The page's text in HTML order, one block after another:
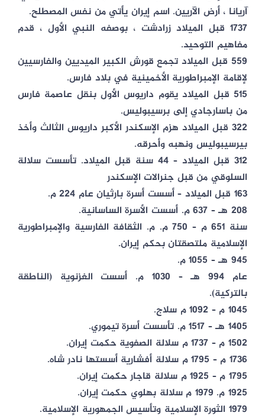
آريانا ، أرض الآريين. اسم إيران يأتي من نفس المصطلح.
1737 قبل الميلاد زرادشت ، بوصفه النبي الأول ، قدم
مفاهيم التوحيد.
559 قبل الميلاد تجمع قورش الكبير الميديين والفارسيين
لإقامة الإمبراطورية الأخمينية في بلاد فارس.
515 قبل الميلاد يقوم داريوس الأول بنقل عاصمة فارس
من باسارجادي إلى برسيبوليس.
322 قبل الميلاد هزم الإسكندر الأكبر داريوس الثالث وأخذ
بيرسيبوليس ونهبه وأحرقه.
312 قبل الميلاد – 44 سنة قبل الميلاد. تأسست سلالة
السلوقي من قبل جنرالات الإسكندر
163 قبل الميلاد – أسست أسرة بارثيان عام 224 م.
208 هـ – 637 م. أسست الأسرة الساسانية.
سنة 651 م – 750 م. م. الثقافة الفارسية والإمبراطورية
الإسلامية ملتصقتان بحكم إيران.
945 هـ – 1055 م.
عام 994 هـ – 1030 م. أسست الغزنوية (الناطقة
بالتركية).
1045 م – 1092 م سلاج.
1405 هـ – 1517 م. تأسست أسرة تيموري.
1502 م – 1737 م سلالة الصفوية حكمت إيران.
1736 م – 1795 م سلالة أفشارية أسستها نادر شاه.
1795 م – 1925 م سلالة قاجار حكمت إيران.
1925 م. 1979 م سلالة بهلوي حكمت إيران.
1979 الثورة الإسلامية وتأسيس الجمهورية الإسلامية.